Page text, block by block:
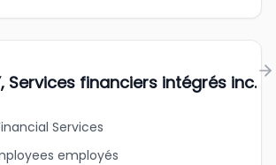
Services financiers intégrés inc.
Services
employés